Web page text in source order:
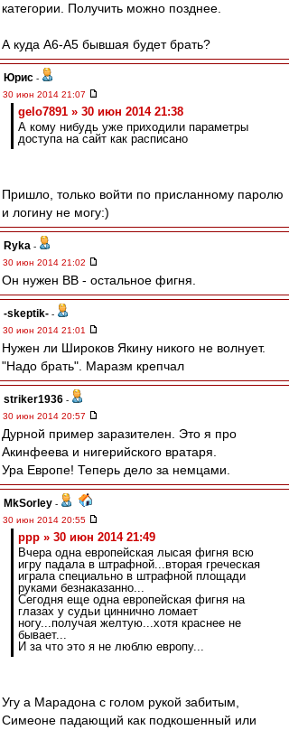
категории. Получить можно позднее.
А куда А6-А5 бывшая будет брать?
Юрис -
30 июн 2014 21:07
gelo7891 » 30 июн 2014 21:38
А кому нибудь уже приходили параметры
доступа на сайт как расписано
Пришло, только войти по присланному паролю
и логину не могу:)
Ryka -
30 июн 2014 21:02
Он нужен ВВ - остальное фигня.
-skeptik- -
30 июн 2014 21:01
Нужен ли Широков Якину никого не волнует.
"Надо брать". Маразм крепчал
striker1936 -
30 июн 2014 20:57
Дурной пример заразителен. Это я про
Акинфеева и нигерийского вратаря.
Ура Европе! Теперь дело за немцами.
MkSorley -
30 июн 2014 20:55
ppp » 30 июн 2014 21:49
Вчера одна европейская лысая фигня всю
игру падала в штрафной...вторая греческая
играла специально в штрафной площади
руками безнаказанно...
Сегодня еще одна европейская фигня на
глазах у судьи циннично ломает
ногу...получая желтую...хотя краснее не
бывает...
И за что это я не люблю европу...
Угу а Марадона с голом рукой забитым,
Симеоне падающий как подкошенный или